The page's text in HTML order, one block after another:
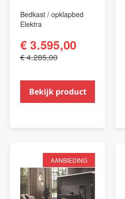
Bedkast / opklapbed
Elektra
€ 3.595,00
€ 4.285,00
Bekijk product
AANBIEDING